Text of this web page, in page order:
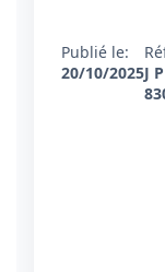
Publié le:
20/10/2025J P